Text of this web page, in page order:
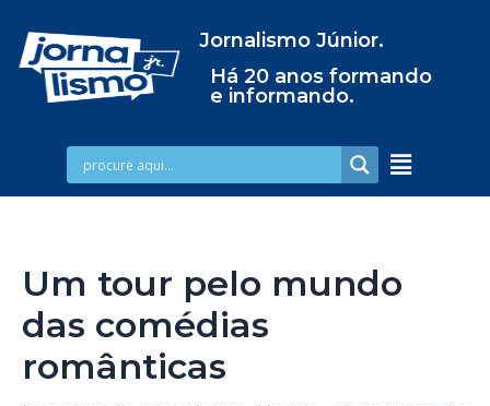
Jornalismo Júnior.
Há 20 anos formando
e informando.
Um tour pelo mundo
das comédias
românticas